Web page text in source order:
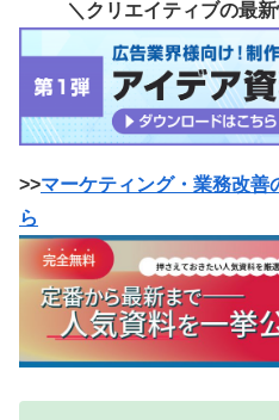
＼クリエイティブの最
>>マーケティング・業務改善
ら